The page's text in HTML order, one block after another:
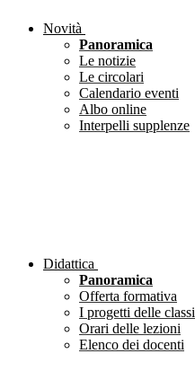
Novità
Panoramica
Le notizie
Le circolari
Calendario eventi
Albo online
Interpelli supplenze
Didattica
Panoramica
Offerta formativa
I progetti delle classi
Orari delle lezioni
Elenco dei docenti